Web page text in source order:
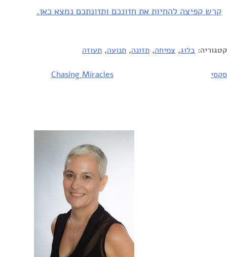
קרש קפיצה להחיות את חזונכם ותזונתכם נמצא כאן.
קטגוריה: בלוג, צמיחה, תזונה, תנועה, תעוזה
ניווט Chasing Miracles סקסי